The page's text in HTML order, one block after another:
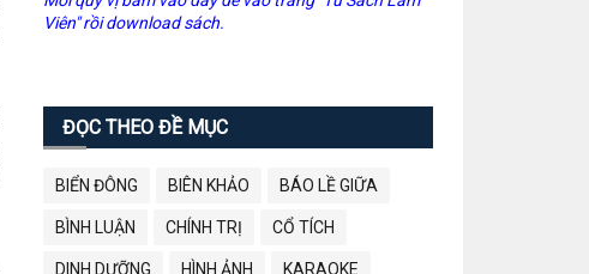
Viên" rồi download sách.
ĐỌC THEO ĐỀ MỤC
BIỂN ĐÔNG BIÊN KHẢO BÁO LỀ GIỮA
BÌNH LUẬN CHÍNH TRỊ CỔ TÍCH
DINH DƯỠNG HÌNH ẢNH KARAOKE